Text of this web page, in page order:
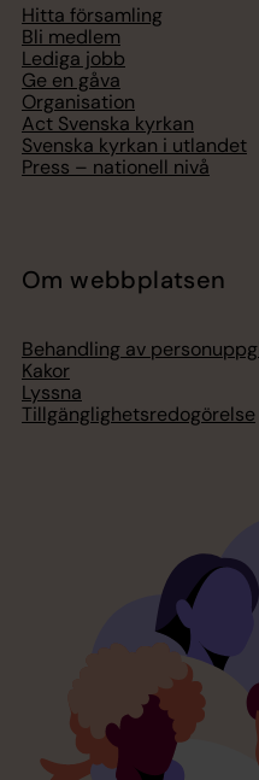
Hitta församling
Bli medlem
Lediga jobb
Ge en gåva
Organisation
Act Svenska kyrkan
Svenska kyrkan i utlandet
Press – nationell nivå
Om webbplatsen
Behandling av
Kakor
Lyssna
Tillgänglighetsredogörelse